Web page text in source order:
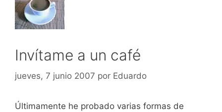
Invítame a un café
jueves, 7 junio 2007 por Eduardo
Últimamente he probado varias formas de